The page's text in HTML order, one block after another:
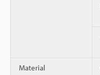
Material